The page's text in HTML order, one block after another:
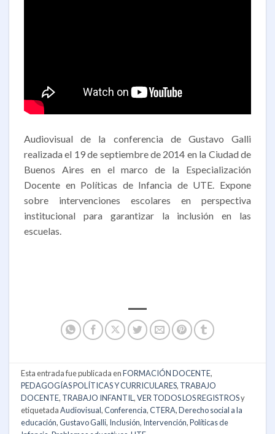
Audiovisual de la conferencia de Gustavo Galli
realizada el 19 de septiembre de 2014 en la Ciudad de
Buenos Aires en el marco de la Especialización
Docente en Políticas de Infancia de UTE. Expone
sobre intervenciones escolares en perspectiva
institucional para garantizar la inclusión en las
escuelas.
Esta entrada fue publicada enFORMACIÓN DOCENTE,
PEDAGOGÍAS POLÍTICAS Y CURRICULARES, TRABAJO
DOCENTE, TRABAJO INFANTIL,VER TODOS LOS REGISTROSy
etiquetadaAudiovisual,Conferencia,CTERA,Derecho social a la
educación,Gustavo Galli, Inclusión, Intervención,Políticas de